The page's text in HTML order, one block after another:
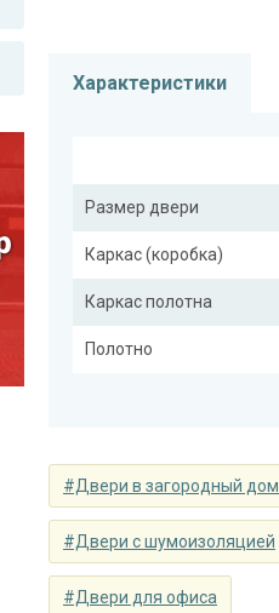
Характеристики
Размер двери
Каркас (коробка)
Каркас полотна
Полотно
Отделка снаружи
#Двери в загородный дом
#Двери с шумоизоляцией
#Двери для офиса